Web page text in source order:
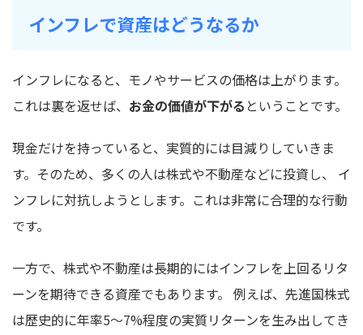
インフレで資産はどうなるか
インフレになると、モノやサービスの価格は上がります。
これは裏を返せば、 お金の価値が下がる ということです。
現金だけを持っていると、実質的には目減りしていきま
す。そのため、多くの人は株式や不動産などに投資し、 イ
ンフレに対抗しようとします。これは非常に合理的な行動
です。
一方で、株式や不動産は長期的にはインフレを上回るリタ
ーンを期待できる資産でもあります。 例えば、先進国株式
は歴史的に年率5〜7%程度の実質リターンを生み出してき